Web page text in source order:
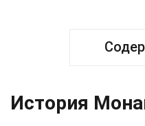
История